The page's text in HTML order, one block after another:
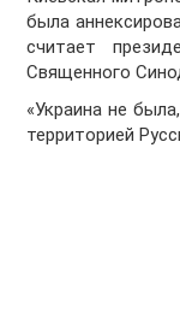
была
считает
Священного
«Украина не
территорией